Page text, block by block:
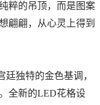
粹的吊顶，而是图案
翩翩，从心灵上得到
独特的金色基调，
全新的LED花格设